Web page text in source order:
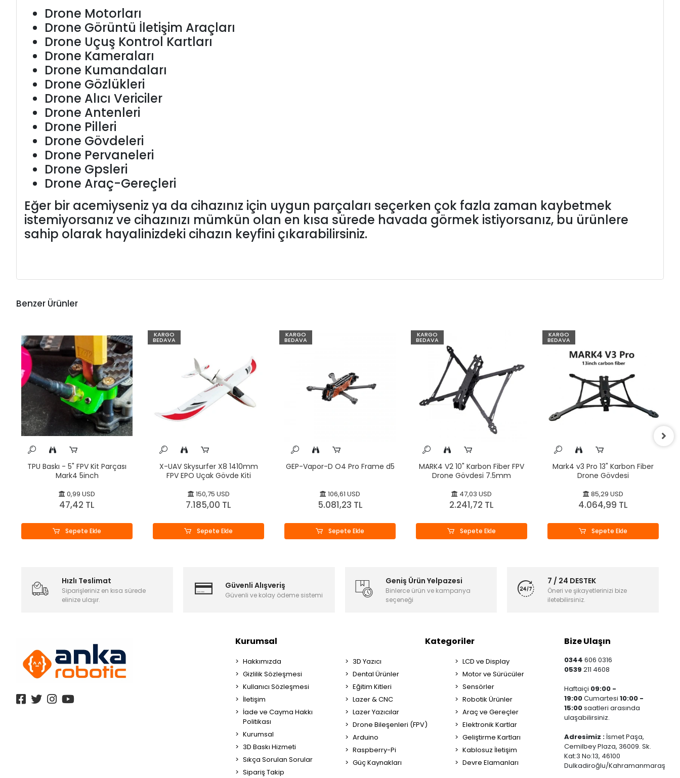
Drone Motorları
Drone Görüntü İletişim Araçları
Drone Uçuş Kontrol Kartları
Drone Kameraları
Drone Kumandaları
Drone Gözlükleri
Drone Alıcı Vericiler
Drone Antenleri
Drone Pilleri
Drone Gövdeleri
Drone Pervaneleri
Drone Gpsleri
Drone Araç-Gereçleri
Eğer bir acemiyseniz ya da cihazınız için uygun parçaları seçerken çok fazla zaman kaybetmek
istemiyorsanız ve cihazınızı mümkün olan en kısa sürede havada görmek istiyorsanız, bu ürünlere
sahip olarak hayalinizdeki cihazın keyfini çıkarabilirsiniz.
Benzer Ürünler
TPU Baskı - 5" FPV Kit Parçası
Mark4 5inch
0,99 USD
47,42 TL
Sepete Ekle
KARGO
BEDAVA
X-UAV Skysurfer X8 1410mm
FPV EPO Uçak Gövde Kiti
150,75 USD
7.185,00 TL
Sepete Ekle
KARGO
BEDAVA
GEP-Vapor-D O4 Pro Frame d5
106,61 USD
5.081,23 TL
Sepete Ekle
KARGO
BEDAVA
MARK4 V2 10" Karbon Fiber FPV
Drone Gövdesi 7.5mm
47,03 USD
2.241,72 TL
Sepete Ekle
KARGO
BEDAVA
Mark4 v3 Pro 13" Karbon Fiber
Drone Gövdesi
85,29 USD
4.064,99 TL
Sepete Ekle
Hızlı Teslimat
Siparişleriniz en kısa sürede
elinize ulaşır.
Güvenli Alışveriş
Güvenli ve kolay ödeme sistemi
Geniş Ürün Yelpazesi
Binlerce ürün ve kampanya
seçeneği
7 / 24 DESTEK
Öneri ve şikayetlerinizi bize
iletebilirsiniz.
Kurumsal
Hakkımızda
Gizlilik Sözleşmesi
Kullanıcı Sözleşmesi
İletişim
İade ve Cayma Hakkı
Politikası
Kurumsal
3D Baskı Hizmeti
Sıkça Sorulan Sorular
Sipariş Takip
Kategoriler
3D Yazıcı
Dental Ürünler
Eğitim Kitleri
Lazer & CNC
Lazer Yazıcılar
Drone Bileşenleri (FPV)
Arduino
Raspberry-Pi
Güç Kaynakları
LCD ve Display
Motor ve Sürücüler
Sensörler
Robotik Ürünler
Araç ve Gereçler
Elektronik Kartlar
Geliştirme Kartları
Kablosuz İletişim
Devre Elamanları
Bize Ulaşın
0344606 0316
0539211 4608
Haftaiçi 09:00 -
19:00Cumartesi10:00 -
15:00saatleri arasında
ulaşabilirsiniz.
Adresimiz : İsmet Paşa,
Cemilbey Plaza, 36009. Sk.
Kat:3 No:13, 46100
Dulkadiroğlu/Kahramanmaraş